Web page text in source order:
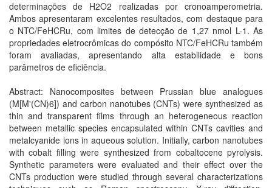
determinações de H2O2 realizadas por cronoamperometria.
Ambos apresentaram excelentes resultados, com destaque para
o NTC/FeHCRu, com limites de detecção de 1,27 nmol L-1. As
propriedades eletrocrômicas do compósito NTC/FeHCRu também
foram avaliadas, apresentando alta estabilidade e bons
parâmetros de eficiência.
Abstract: Nanocomposites between Prussian blue analogues
(M[M'(CN)6]) and carbon nanotubes (CNTs) were synthesized as
thin and transparent films through an heterogeneous reaction
between metallic species encapsulated within CNTs cavities and
metalcyanide ions in aqueous solution. Initially, carbon nanotubes
with cobalt filling were synthesized from cobaltocene pyrolysis.
Synthetic parameters were evaluated and their effect over the
CNTs production were studied through several characterizations